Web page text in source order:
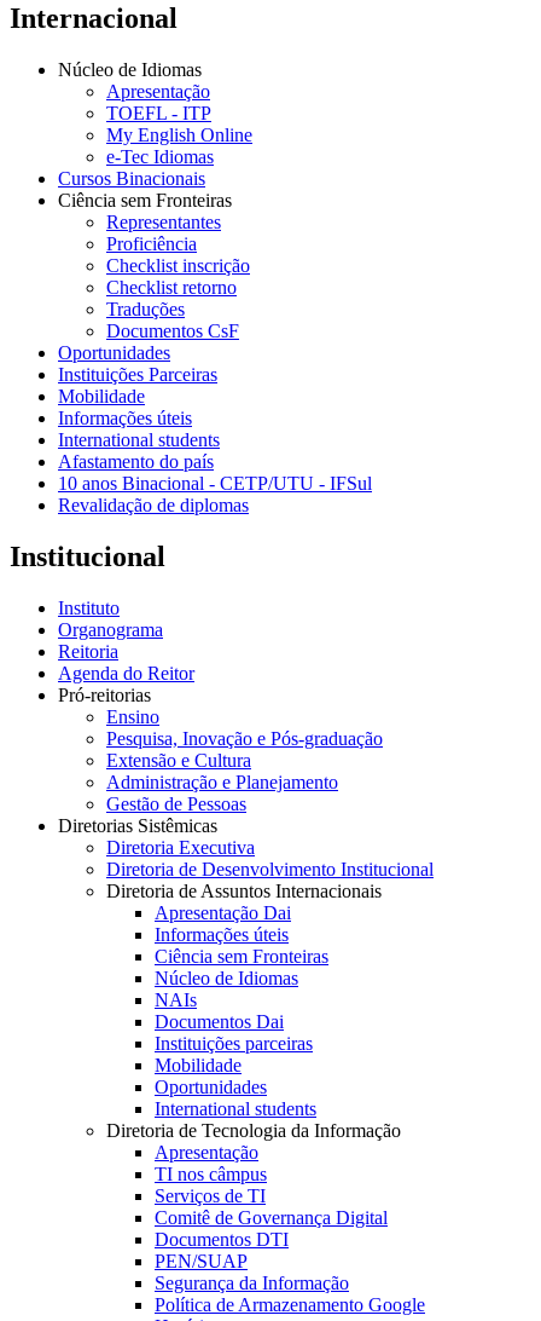
Internacional
Núcleo de Idiomas
Apresentação
TOEFL - ITP
My English Online
e-Tec Idiomas
Cursos Binacionais
Ciência sem Fronteiras
Representantes
Proficiência
Checklist inscrição
Checklist retorno
Traduções
Documentos CsF
Oportunidades
Instituições Parceiras
Mobilidade
Informações úteis
International students
Afastamento do país
10 anos Binacional - CETP/UTU - IFSul
Revalidação de diplomas
Institucional
Instituto
Organograma
Reitoria
Agenda do Reitor
Pró-reitorias
Ensino
Pesquisa, Inovação e Pós-graduação
Extensão e Cultura
Administração e Planejamento
Gestão de Pessoas
Diretorias Sistêmicas
Diretoria Executiva
Diretoria de Desenvolvimento Institucional
Diretoria de Assuntos Internacionais
Apresentação Dai
Informações úteis
Ciência sem Fronteiras
Núcleo de Idiomas
NAIs
Documentos Dai
Instituições parceiras
Mobilidade
Oportunidades
International students
Diretoria de Tecnologia da Informação
Apresentação
TI nos câmpus
Serviços de TI
Comitê de Governança Digital
Documentos DTI
PEN/SUAP
Segurança da Informação
Política de Armazenamento Google